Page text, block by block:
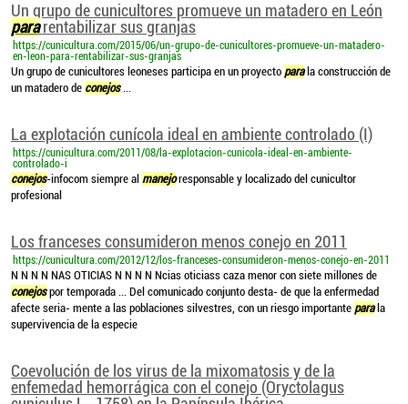
Un grupo de cunicultores promueve un matadero en León
pararentabilizar sus granjas
https://cunicultura.com/2015/06/un-grupo-de-cunicultores-promueve-un-matadero-
en-leon-para-rentabilizar-sus-granjas
Un grupo de cunicultores leoneses participa en un proyecto parala construcción de
un matadero de conejos...
La explotación cunícola ideal en ambiente controlado (I)
https://cunicultura.com/2011/08/la-explotacion-cunicola-ideal-en-ambiente-
controlado-i
conejos-infocom siempre al manejoresponsable y localizado del cunicultor
profesional
Los franceses consumideron menos conejo en 2011
https://cunicultura.com/2012/12/los-franceses-consumideron-menos-conejo-en-2011
N N N N NAS OTICIAS N N N N Ncias oticiass caza menor con siete millones de
conejospor temporada ... Del comunicado conjunto desta- de que la enfermedad
afecte seria- mente a las poblaciones silvestres, con un riesgo importante parala
supervivencia de la especie
Coevolución de los virus de la mixomatosis y de la
enfemedad hemorrágica con el conejo (Oryctolagus